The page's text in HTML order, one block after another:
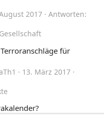
2017
Antworten:
für
13. März 2017